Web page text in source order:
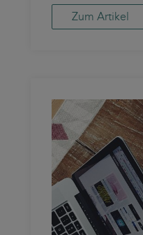
Zum Artikel